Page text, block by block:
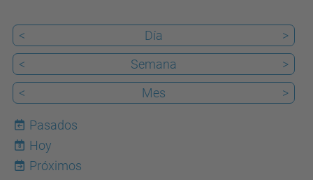
< Día
>
<
Semana
>
<
Mes >
Pasados
8
Hoy
Próximos